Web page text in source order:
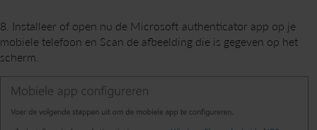
8. Installeer of open nu de Microsoft authenticator app op je
mobiele telefoon en Scan de afbeelding die is gegeven op het
scherm.